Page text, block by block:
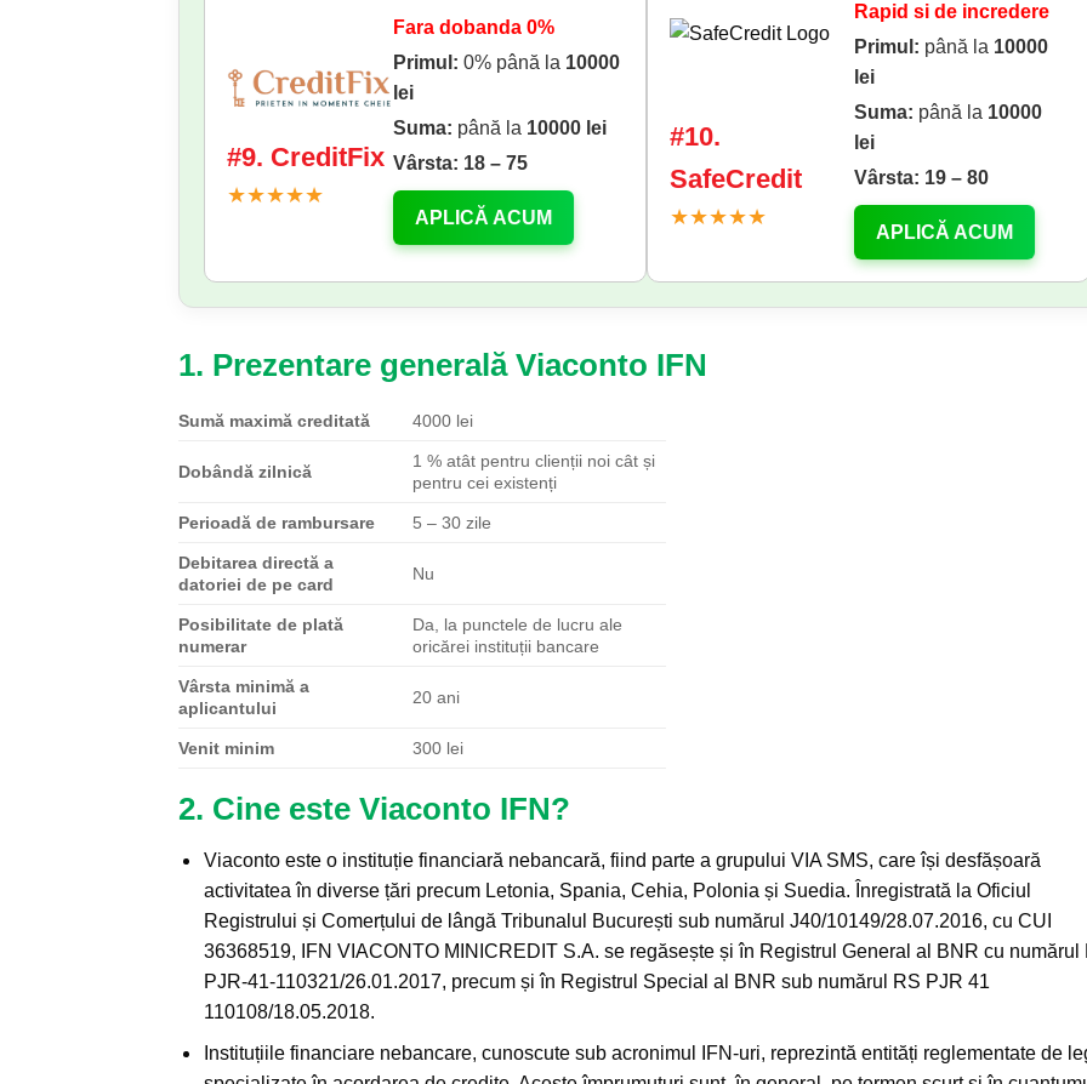
#9. CreditFix
★★★★★
Fara dobanda 0%
Primul: 0% până la 10000
lei
Suma: până la 10000 lei
Vârsta: 18 – 75
APLICĂ ACUM
#10.
SafeCredit
★★★★★
Rapid si de incredere
Primul: până la 10000
lei
Suma: până la 10000
lei
Vârsta: 19 – 80
APLICĂ ACUM
1. Prezentare generală Viaconto IFN
Sumă maximă creditată 4000 lei
Dobândă zilnică
1 % atât pentru clienții noi cât și
pentru cei existenți
Perioadă de rambursare 5 – 30 zile
Debitarea directă a
datoriei de pe card
Nu
Posibilitate de plată
numerar
Da, la punctele de lucru ale
oricărei instituții bancare
Vârsta minimă a
aplicantului
20 ani
Venit minim 300 lei
2. Cine este Viaconto IFN?
Viaconto este o instituție financiară nebancară, fiind parte a grupului VIA SMS, care își desfășoară
activitatea în diverse țări precum Letonia, Spania, Cehia, Polonia și Suedia. Înregistrată la Oficiul
Registrului și Comerțului de lângă Tribunalul București sub numărul J40/10149/28.07.2016, cu CUI
36368519, IFN VIACONTO MINICREDIT S.A. se regăsește și în Registrul General al BNR cu numărul
PJR-41-110321/26.01.2017, precum și în Registrul Special al BNR sub numărul RS PJR 41
110108/18.05.2018.
Instituțiile financiare nebancare, cunoscute sub acronimul IFN-uri, reprezintă entități reglementate de